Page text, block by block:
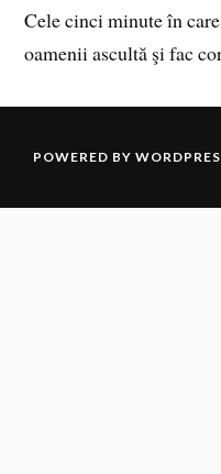
Cele cinci minute în
oamenii ascultă şi fac
POWERED BY